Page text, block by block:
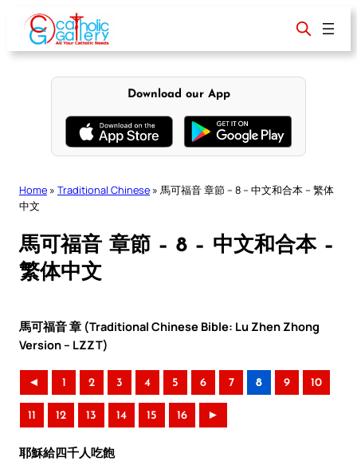
content
Download our App
Home » Traditional Chinese » 馬可福音 章節 – 8 – 中文和合本 – 繁体
中文
馬可福音 章節 – 8 – 中文和合本 –
繁体中文
馬可福音 章 (Traditional Chinese Bible: Lu Zhen Zhong
Version – LZZT)
◄ 1 2 3 4 5 6 7 8 9 10
11 12 13 14 15 16 ►
耶穌給四千人吃飽